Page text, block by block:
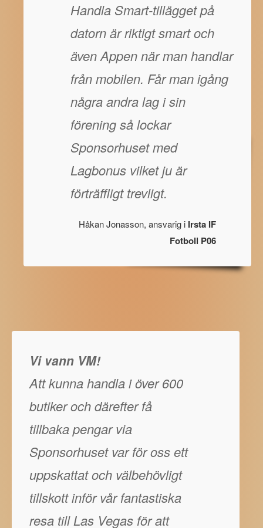
Handla Smart-tillägget på
datorn är riktigt smart och
även Appen när man handlar
från mobilen. Får man igång
några andra lag i sin
förening så lockar
Sponsorhuset med
Lagbonus vilket ju är
förträffligt trevligt.
Håkan Jonasson, ansvarig i Irsta IF
Fotboll P06
Vi vann VM!
Att kunna handla i över 600
butiker och därefter få
tillbaka pengar via
Sponsorhuset var för oss ett
uppskattat och välbehövligt
tillskott inför vår fantastiska
resa till Las Vegas för att